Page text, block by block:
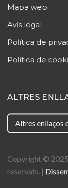
Mapa web
Avís legal
Política de
Política de
ALTRES
Copyright © 2025
reservats. |